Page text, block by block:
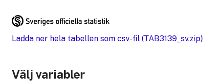
Ladda ner hela tabellen som csv-fil (TAB3139_sv.zip)
Välj variabler